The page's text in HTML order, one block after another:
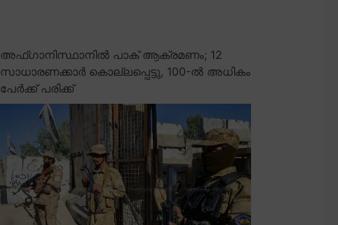
അഫ്ഗാനിസ്ഥാനിൽ പാക് ആക്രമണം; 12
സാധാരണക്കാർ കൊല്ലപ്പെട്ടു, 100-ൽ അധികം
പേർക്ക് പരിക്ക്